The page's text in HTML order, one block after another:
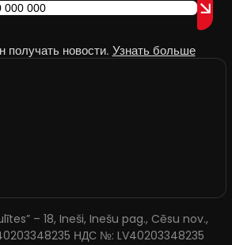
получать новости. Узнать больше
– 18, Ineši, Inešu pag., Cēsu nov.,
НДС №: LV40203348235